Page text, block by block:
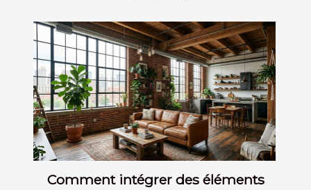
Comment intégrer des éléments